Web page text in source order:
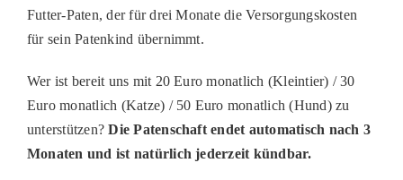
Futter-Paten, der für drei Monate die Versorgungskosten
für sein Patenkind übernimmt.
Wer ist bereit uns mit 20 Euro monatlich (Kleintier) / 30
Euro monatlich (Katze) / 50 Euro monatlich (Hund) zu
unterstützen?Die Patenschaft endet automatisch nach 3
Monaten und ist natürlich jederzeit kündbar.